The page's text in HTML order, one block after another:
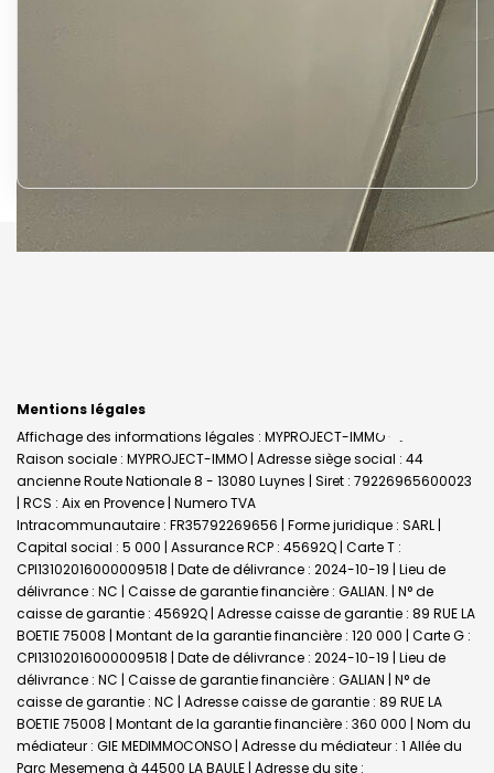
Mentions légales
Affichage des informations légales : MYPROJECT-IMMO - Luynes |
Raison sociale : MYPROJECT-IMMO | Adresse siège social : 44
ancienne Route Nationale 8 - 13080 Luynes | Siret : 79226965600023
| RCS : Aix en Provence | Numero TVA
Intracommunautaire : FR35792269656 | Forme juridique : SARL |
Capital social : 5 000 | Assurance RCP : 45692Q | Carte T :
CPI13102016000009518 | Date de délivrance : 2024-10-19 | Lieu de
délivrance : NC | Caisse de garantie financière : GALIAN. | N° de
caisse de garantie : 45692Q | Adresse caisse de garantie : 89 RUE LA
BOETIE 75008 | Montant de la garantie financière : 120 000 | Carte G :
CPI13102016000009518 | Date de délivrance : 2024-10-19 | Lieu de
délivrance : NC | Caisse de garantie financière : GALIAN | N° de
caisse de garantie : NC | Adresse caisse de garantie : 89 RUE LA
BOETIE 75008 | Montant de la garantie financière : 360 000 | Nom du
médiateur : GIE MEDIMMOCONSO | Adresse du médiateur : 1 Allée du
Parc Mesemena à 44500 LA BAULE | Adresse du site :